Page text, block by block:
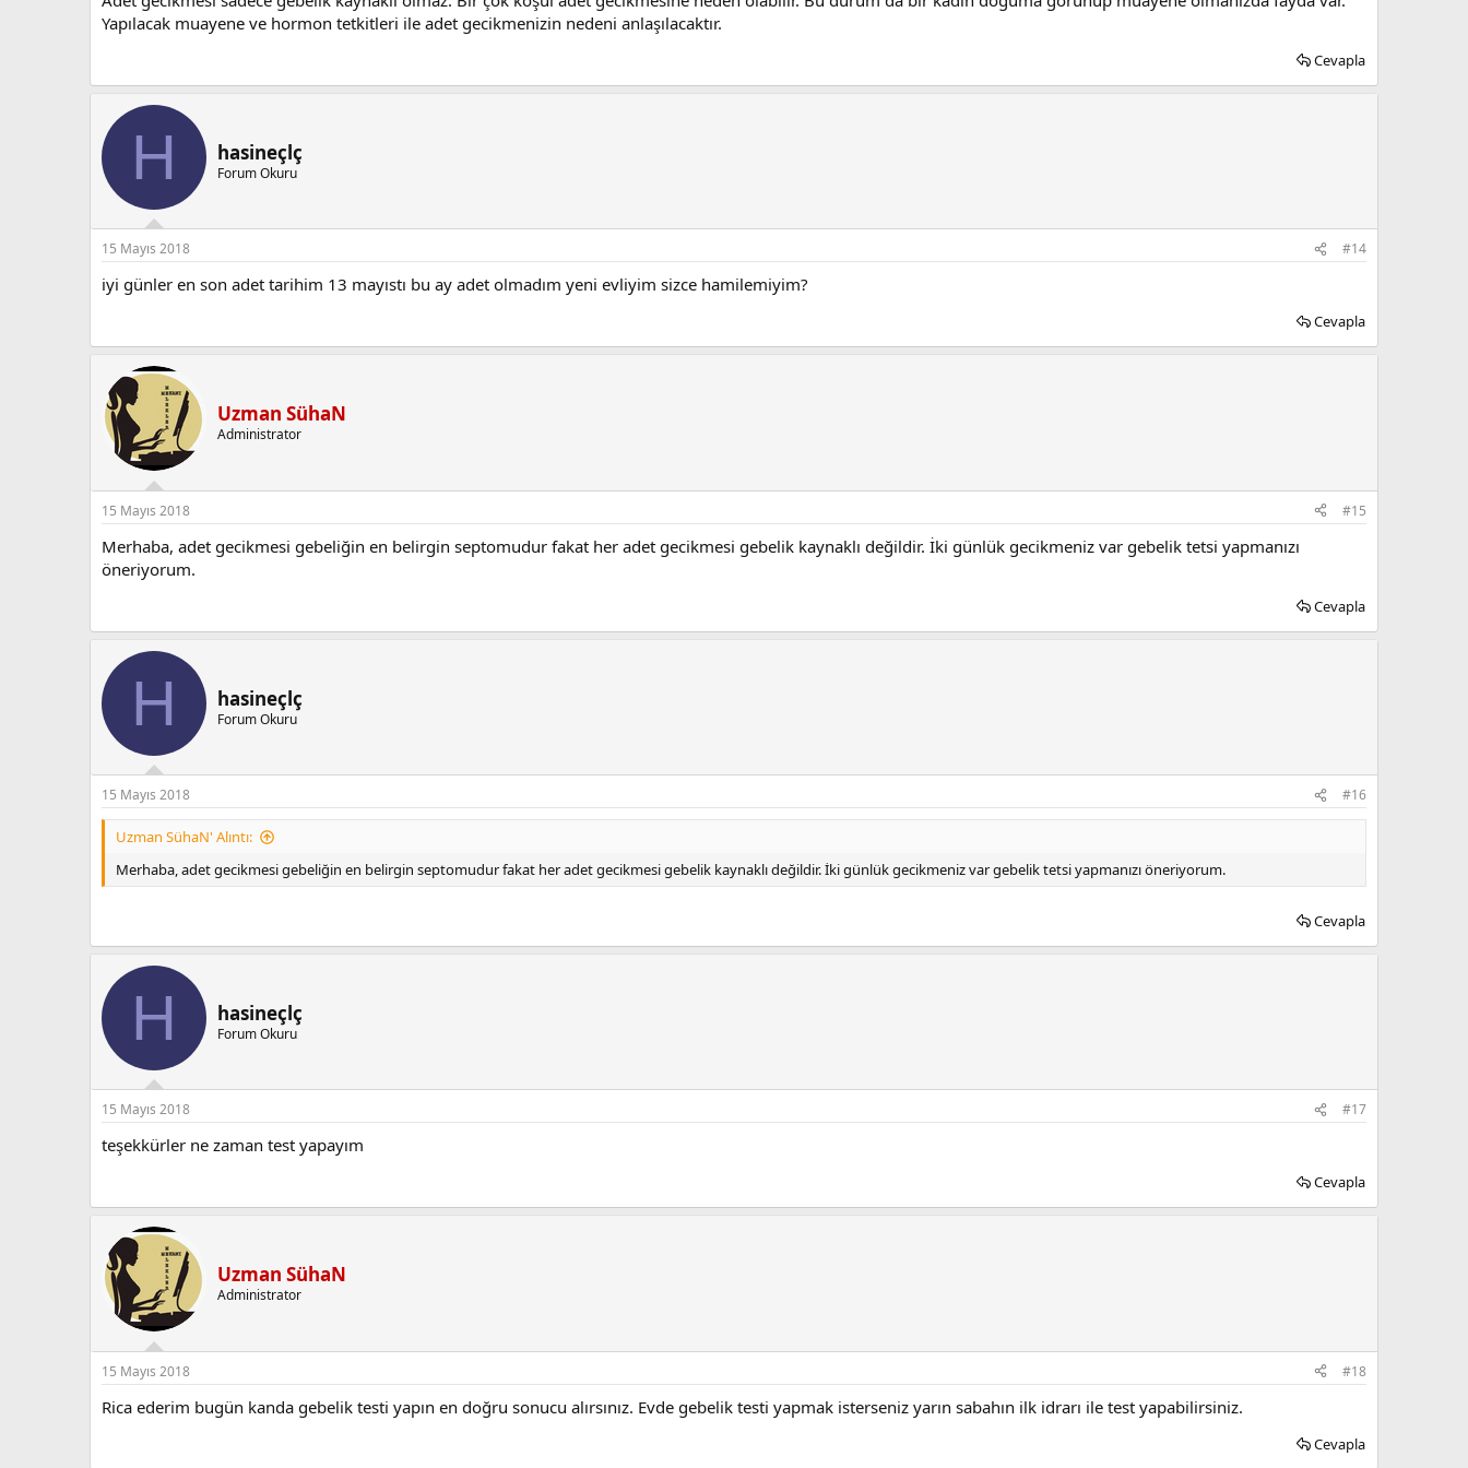
Yapılacak muayene ve hormon tetkitleri ile adet gecikmenizin nedeni anlaşılacaktır.
Cevapla
H hasineçlç
Forum Okuru
15 Mayıs 2018 #14
iyi günler en son adet tarihim 13 mayıstı bu ay adet olmadım yeni evliyim sizce hamilemiyim?
Cevapla
Uzman SühaN
Administrator
15 Mayıs 2018 #15
Merhaba, adet gecikmesi gebeliğin en belirgin septomudur fakat her adet gecikmesi gebelik kaynaklı değildir. İki günlük gecikmeniz var gebelik tetsi yapmanızı
öneriyorum.
Cevapla
H hasineçlç
Forum Okuru
15 Mayıs 2018 #16
Uzman SühaN' Alıntı:
Merhaba, adet gecikmesi gebeliğin en belirgin septomudur fakat her adet gecikmesi gebelik kaynaklı değildir. İki günlük gecikmeniz var gebelik tetsi yapmanızı öneriyorum.
Cevapla
H hasineçlç
Forum Okuru
15 Mayıs 2018 #17
teşekkürler ne zaman test yapayım
Cevapla
Uzman SühaN
Administrator
15 Mayıs 2018 #18
Rica ederim bugün kanda gebelik testi yapın en doğru sonucu alırsınız. Evde gebelik testi yapmak isterseniz yarın sabahın ilk idrarı ile test yapabilirsiniz.
Cevapla